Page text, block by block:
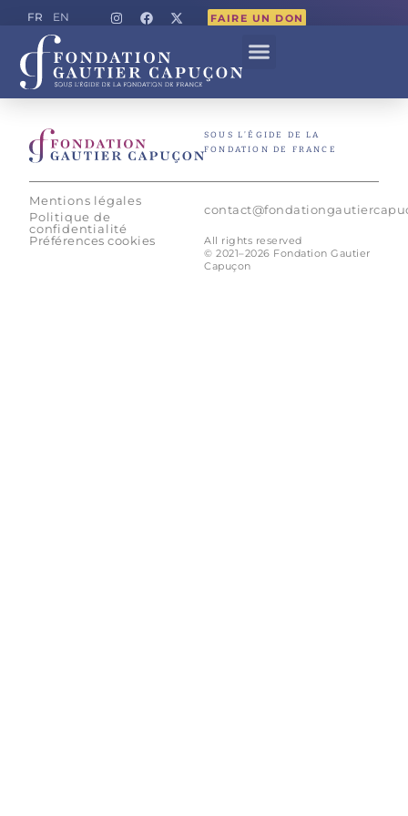
FR EN FAIRE UN DON
SOUS L’ÉGIDE DE LA
FONDATION DE FRANCE
Mentions légales
Politique de
confidentialité
Préférences cookies
All rights reserved
© 2021–2026 Fondation Gautier
Capuçon